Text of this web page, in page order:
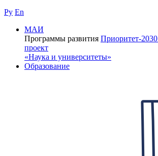
Ру En
МАИ
Программы развития Приоритет-2030
проект
«Наука и университеты»
Образование